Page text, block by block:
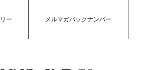
ー メルマガバックナンバー